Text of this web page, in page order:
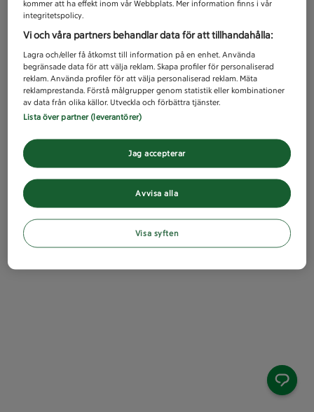
kommer att ha effekt inom vår Webbplats. Mer information finns i vår
integritetspolicy.
Vi och våra partners behandlar data för att tillhandahålla:
Lagra och/eller få åtkomst till information på en enhet. Använda
begränsade data för att välja reklam. Skapa profiler för personaliserad
reklam. Använda profiler för att välja personaliserad reklam. Mäta
reklamprestanda. Förstå målgrupper genom statistik eller kombinationer
av data från olika källor. Utveckla och förbättra tjänster.
Lista över partner (leverantörer)
Avvisa alla
Jag accepterar
Visa syften